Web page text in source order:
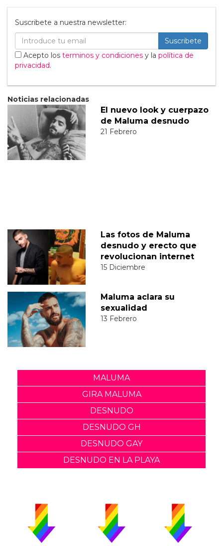
Suscribete a nuestra newsletter:
Suscribete
Acepto los terminos y condiciones y la política de
privacidad.
Noticias relacionadas
El nuevo look y cuerpazo
de Maluma desnudo
21 Febrero
Las fotos de Maluma
desnudo y erecto que
revolucionan internet
15 Diciembre
Maluma aclara su
sexualidad
13 Febrero
MALUMA
GIRA MALUMA
DESNUDO
DESNUDO GH
DESNUDO GAY
DESNUDO EN LA PLAYA